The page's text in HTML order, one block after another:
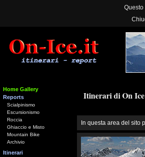
Home Gallery
Reports
Scialpinismo
Escursionismo
Roccia
Ghiaccio e Misto
Mountain Bike
Archivio
Itinerari
Itinerari di On Ice
In questa area del sito